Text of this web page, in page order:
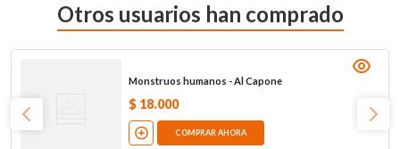
Otros usuarios han comprado
Monstruos humanos - Al Capone
$ 18.000
COMPRAR AHORA